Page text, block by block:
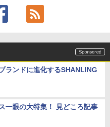
ランドに進化するSHANLING
一眼の大特集！ 見どころ記事